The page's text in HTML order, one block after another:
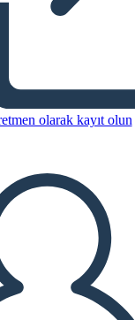
olarak kayıt olun
dei